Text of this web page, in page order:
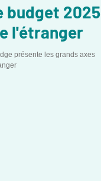
budget 2025
l'étranger
présente les grands axes